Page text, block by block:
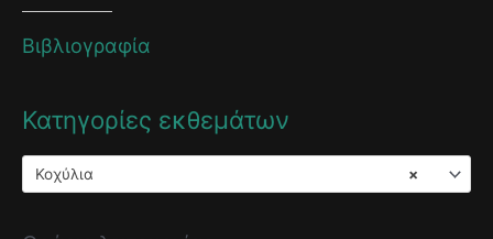
Βιβλιογραφία
Κατηγορίες εκθεμάτων
×
Κοχύλια